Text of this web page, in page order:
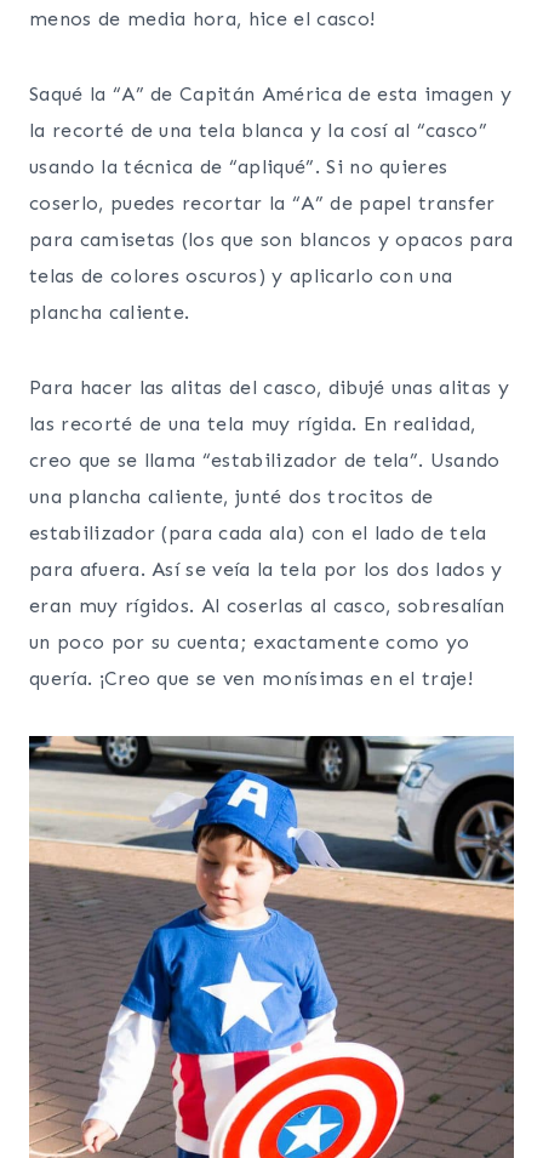
menos de media hora, hice el casco!
Saqué la “A” de Capitán América de esta imagen y
la recorté de una tela blanca y la cosí al “casco”
usando la técnica de “apliqué”. Si no quieres
coserlo, puedes recortar la “A” de papel transfer
para camisetas (los que son blancos y opacos para
telas de colores oscuros) y aplicarlo con una
plancha caliente.
Para hacer las alitas del casco, dibujé unas alitas y
las recorté de una tela muy rígida. En realidad,
creo que se llama “estabilizador de tela”. Usando
una plancha caliente, junté dos trocitos de
estabilizador (para cada ala) con el lado de tela
para afuera. Así se veía la tela por los dos lados y
eran muy rígidos. Al coserlas al casco, sobresalían
un poco por su cuenta; exactamente como yo
quería. ¡Creo que se ven monísimas en el traje!